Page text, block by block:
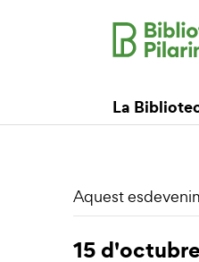
La
Aquest
15